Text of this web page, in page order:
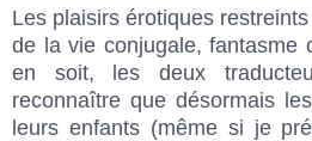
Les plaisirs érotiques
de la vie conjugale, fantasme
en soit, les deux
reconnaître que désormais
leurs enfants (même si je